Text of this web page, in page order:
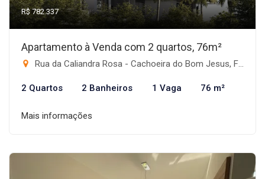
R$ 782.337
Apartamento à Venda com 2 quartos, 76m²
Rua da Caliandra Rosa - Cachoeira do Bom Jesus, Florianópolis-SC
2 Quartos 2 Banheiros 1 Vaga 76 m²
Mais informações